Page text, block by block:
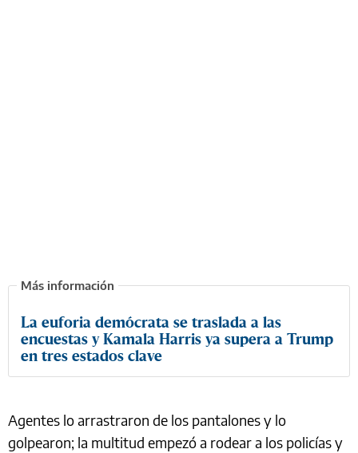
La euforia demócrata se traslada a las
encuestas y Kamala Harris ya supera a Trump
en tres estados clave
Agentes lo arrastraron de los pantalones y lo
golpearon; la multitud empezó a rodear a los policías y